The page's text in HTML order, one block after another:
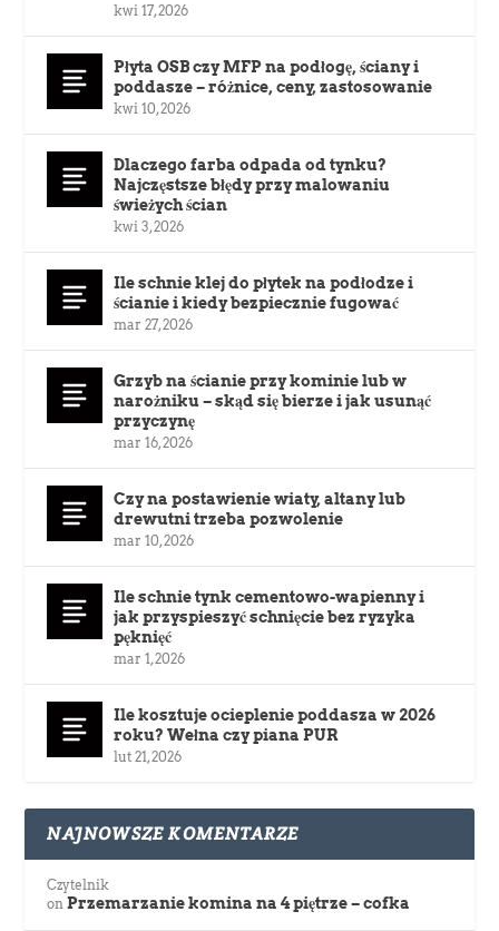
kwi 17, 2026
Płyta OSB czy MFP na podłogę, ściany i
poddasze – różnice, ceny, zastosowanie
kwi 10, 2026
Dlaczego farba odpada od tynku?
Najczęstsze błędy przy malowaniu
świeżych ścian
kwi 3, 2026
Ile schnie klej do płytek na podłodze i
ścianie i kiedy bezpiecznie fugować
mar 27, 2026
Grzyb na ścianie przy kominie lub w
narożniku – skąd się bierze i jak usunąć
przyczynę
mar 16, 2026
Czy na postawienie wiaty, altany lub
drewutni trzeba pozwolenie
mar 10, 2026
Ile schnie tynk cementowo-wapienny i
jak przyspieszyć schnięcie bez ryzyka
pęknięć
mar 1, 2026
Ile kosztuje ocieplenie poddasza w 2026
roku? Wełna czy piana PUR
lut 21, 2026
NAJNOWSZE KOMENTARZE
Czytelnik
onPrzemarzanie komina na 4 piętrze – cofka